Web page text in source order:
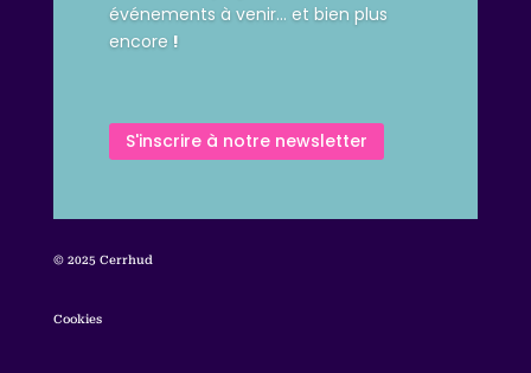
événements à venir… et bien plus
encore !
S'inscrire à notre newsletter
© 2025 Cerrhud
Cookies